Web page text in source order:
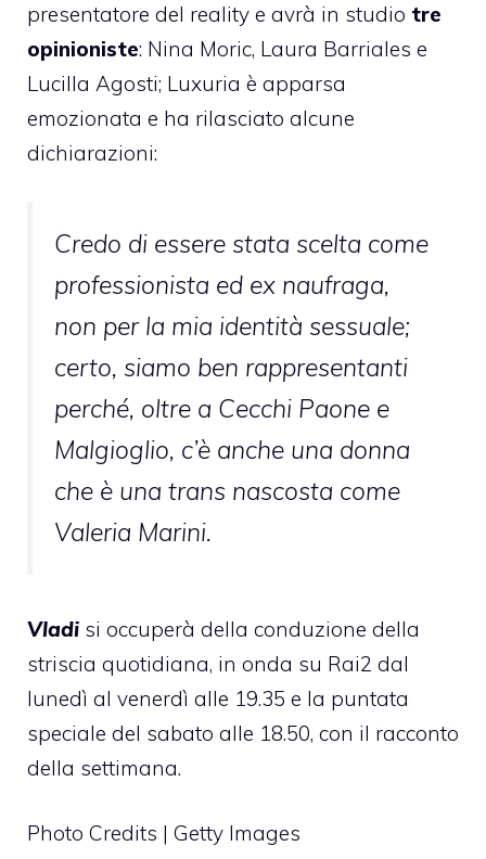
presentatore del reality e avrà in studio tre
opinioniste: Nina Moric, Laura Barriales e
Lucilla Agosti; Luxuria è apparsa
emozionata e ha rilasciato alcune
dichiarazioni:
Credo di essere stata scelta come
professionista ed ex naufraga,
non per la mia identità sessuale;
certo, siamo ben rappresentanti
perché, oltre a Cecchi Paone e
Malgioglio, c’è anche una donna
che è una trans nascosta come
Valeria Marini.
Vladi si occuperà della conduzione della
striscia quotidiana, in onda su Rai2 dal
lunedì al venerdì alle 19.35 e la puntata
speciale del sabato alle 18.50, con il racconto
della settimana.
Photo Credits | Getty Images